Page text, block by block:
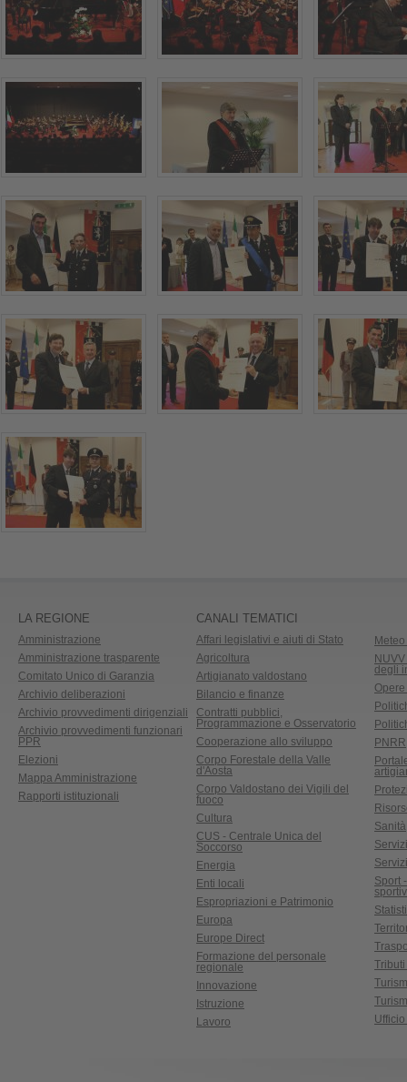
LA REGIONE
Amministrazione
Amministrazione trasparente
Comitato Unico di Garanzia
Archivio deliberazioni
Archivio provvedimenti dirigenziali
Archivio provvedimenti funzionari
PPR
Elezioni
Mappa Amministrazione
Rapporti istituzionali
CANALI TEMATICI
Affari legislativi e aiuti di Stato
Agricoltura
Artigianato valdostano
Bilancio e finanze
Contratti pubblici,
Programmazione e Osservatorio
Cooperazione allo sviluppo
Corpo Forestale della Valle
d'Aosta
Corpo Valdostano dei Vigili del
fuoco
Cultura
CUS - Centrale Unica del
Soccorso
Energia
Enti locali
Espropriazioni e Patrimonio
Europa
Europe Direct
Formazione del personale
regionale
Innovazione
Istruzione
Lavoro
degli
PNRR
Sanità
Sport